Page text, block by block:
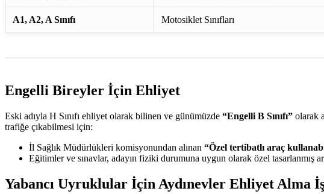
A1, A2, A Sınıfı Motosiklet Sınıfları
Engelli Bireyler İçin Ehliyet
Eski adıyla H Sınıfı ehliyet olarak bilinen ve günümüzde “Engelli B Sınıfı” olarak
trafiğe çıkabilmesi için:
İl Sağlık Müdürlükleri komisyonundan alınan “Özel tertibatlı araç
Eğitimler ve sınavlar, adayın fiziki durumuna uygun olarak özel tasarlanmış
Yabancı Uyruklular İçin Aydınevler Ehliyet Alma